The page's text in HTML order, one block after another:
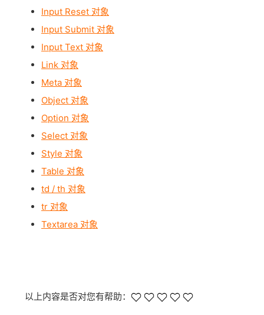
Input Reset 对象
Input Submit 对象
Input Text 对象
Link 对象
Meta 对象
Object 对象
Option 对象
Select 对象
Style 对象
Table 对象
td / th 对象
tr 对象
Textarea 对象
以上内容是否对您有帮助：